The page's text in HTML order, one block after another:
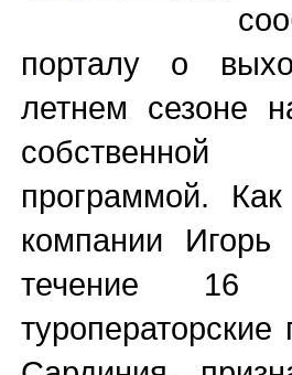
порталу о
летнем сезоне
программой.
компании
течение 16